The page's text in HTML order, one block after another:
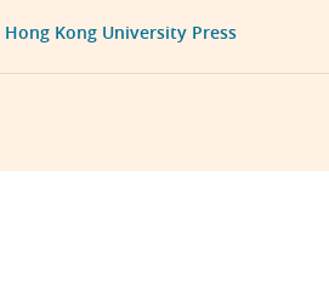
Hong Kong University Press